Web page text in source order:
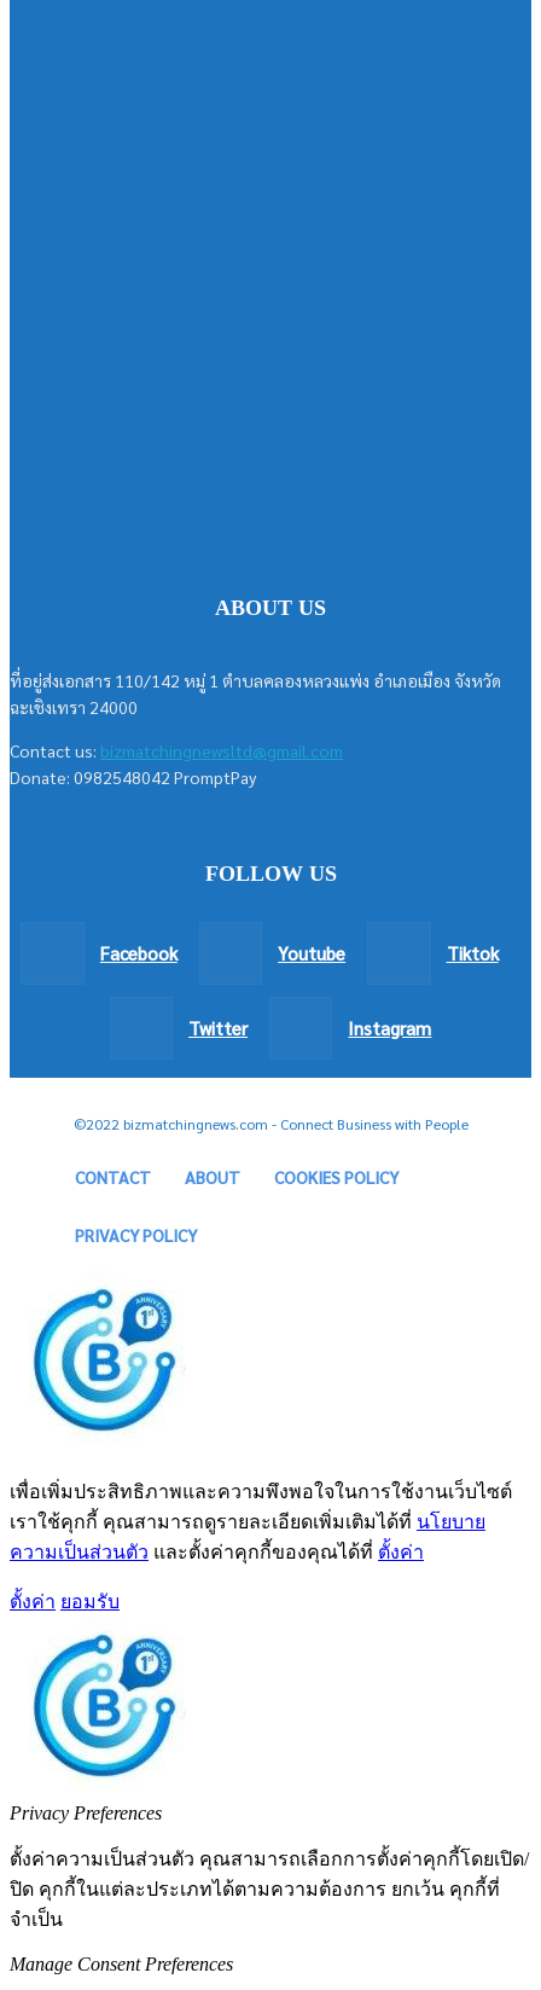
ABOUT US
ที่อยู่ส่งเอกสาร 110/142 หมู่ 1 ตำบลคลองหลวงแพ่ง อำเภอเมือง จังหวัด
ฉะเชิงเทรา 24000
Contact us: bizmatchingnewsltd@gmail.com
Donate: 0982548042 PromptPay
FOLLOW US
Facebook Youtube Tiktok
Twitter Instagram
©2022 bizmatchingnews.com - Connect Business with People
CONTACT ABOUT COOKIES POLICY
PRIVACY POLICY
เพื่อเพิ่มประสิทธิภาพและความพึงพอใจในการใช้งานเว็บไซต์
เราใช้คุกกี้ คุณสามารถดูรายละเอียดเพิ่มเติมได้ที่ นโยบาย
ความเป็นส่วนตัว และตั้งค่าคุกกี้ของคุณได้ที่ ตั้งค่า
ตั้งค่า ยอมรับ
Privacy Preferences
ตั้งค่าความเป็นส่วนตัว คุณสามารถเลือกการตั้งค่าคุกกี้โดยเปิด/
ปิด คุกกี้ในแต่ละประเภทได้ตามความต้องการ ยกเว้น คุกกี้ที่
จำเป็น
Manage Consent Preferences